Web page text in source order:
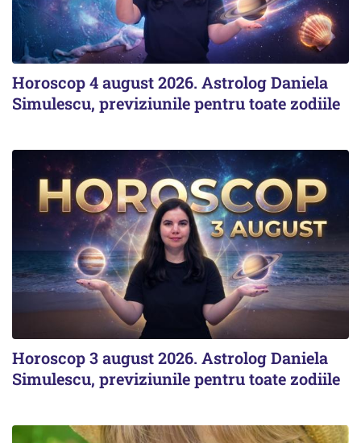
Horoscop 4 august 2026. Astrolog Daniela
Simulescu, previziunile pentru toate zodiile
Horoscop 3 august 2026. Astrolog Daniela
Simulescu, previziunile pentru toate zodiile